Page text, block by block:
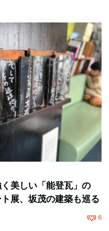
美しい「能登瓦」の
展、坂茂の建築も巡る
6